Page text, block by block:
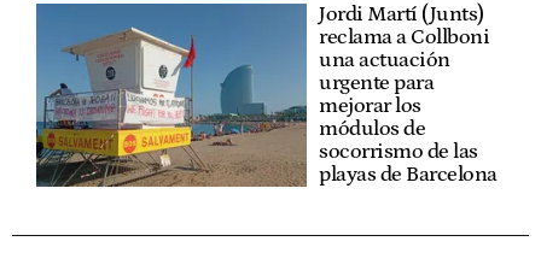
Jordi Martí (Junts)
reclama a Collboni
una actuación
urgente para
mejorar los
módulos de
socorrismo de las
playas de Barcelona